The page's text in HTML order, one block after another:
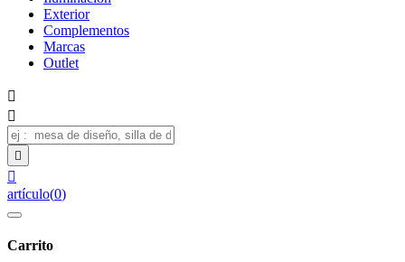
Exterior
Complementos
Marcas
Outlet




artículo(0)
Carrito